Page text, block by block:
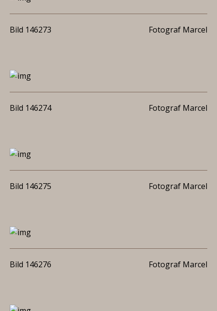
Bild 146273 Fotograf Marcel
Bild 146274 Fotograf Marcel
Bild 146275 Fotograf Marcel
Bild 146276 Fotograf Marcel